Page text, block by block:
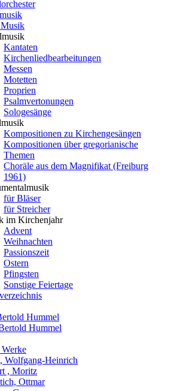
Kantaten
Kirchenliedbearbeitungen
Messen
Motetten
Proprien
Psalmvertonungen
Sologesänge
Kompositionen zu Kirchengesängen
Kompositionen über gregorianische
Themen
Choräle aus dem Magnifikat (Freiburg
1961)
für Bläser
für Streicher
im Kirchenjahr
Advent
Weihnachten
Passionszeit
Ostern
Pfingsten
Sonstige Feiertage
Hummel
Hummel
Wolfgang-Heinrich
, Moritz
Ottmar